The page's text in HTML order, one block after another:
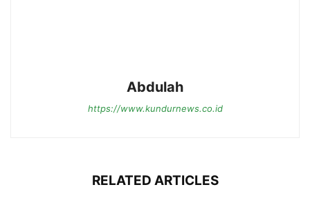
Abdulah
https://www.kundurnews.co.id
RELATED ARTICLES